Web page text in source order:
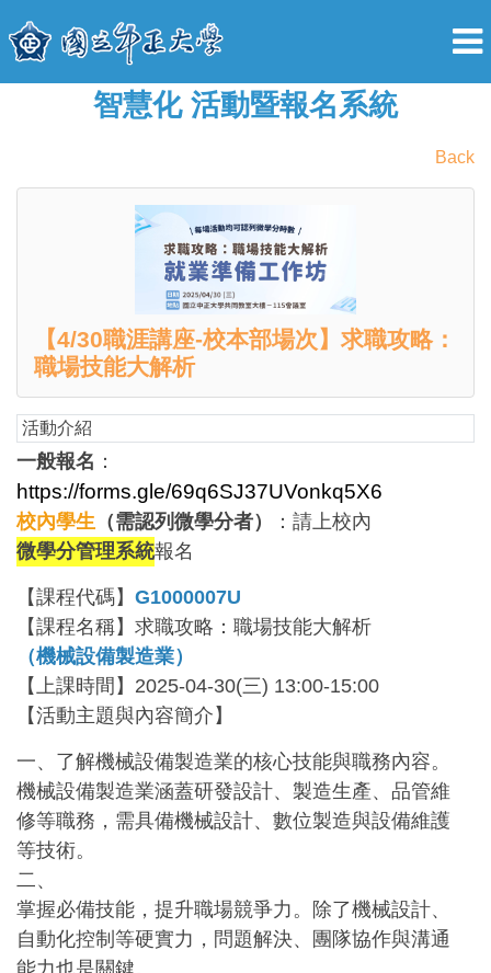
智慧化 活動暨報名系統
Back
【4/30職涯講座-校本部場次】求職攻略：
職場技能大解析
活動介紹
一般報名 ：
https://forms.gle/69q6SJ37UVonkq5X6
校內學生 （需認列微學分者）
：請上校內
微學分管理系統報名
【課程代碼】 G1000007U
【課程名稱】求職攻略：職場技能大解析
（機械設備製造業）
【上課時間】2025-04-30(三) 13:00-15:00
【活動主題與內容簡介】
一、了解機械設備製造業的核心技能與職務內容。
機械設備製造業涵蓋研發設計、製造生產、品管維
修等職務，需具備機械設計、數位製造與設備維護
等技術。
二、
掌握必備技能，提升職場競爭力。除了機械設計、
自動化控制等硬實力，問題解決、團隊協作與溝通
能力也是關鍵。